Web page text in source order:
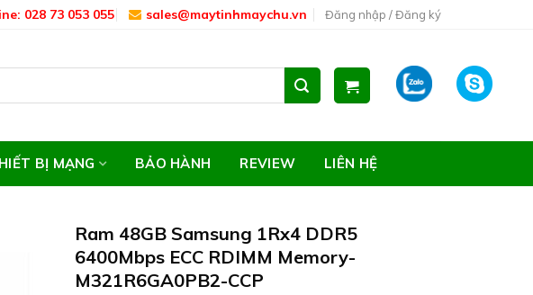
028 73 053 055 sales@maytinhmaychu.vn Đăng nhập / Đăng ký
ZALO SKYPE
BỊ MẠNG BẢO HÀNH REVIEW LIÊN HỆ
Ram 48GB Samsung 1Rx4 DDR5
6400Mbps ECC RDIMM Memory-
M321R6GA0PB2-CCP